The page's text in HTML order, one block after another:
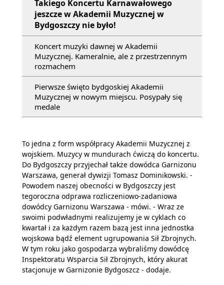
Takiego Koncertu Karnawałowego
jeszcze w Akademii Muzycznej w
Bydgoszczy nie było!
Koncert muzyki dawnej w Akademii
Muzycznej. Kameralnie, ale z przestrzennym
rozmachem
Pierwsze święto bydgoskiej Akademii
Muzycznej w nowym miejscu. Posypały się
medale
To jedna z form współpracy Akademii Muzycznej z
wojskiem. Muzycy w mundurach ćwiczą do koncertu.
Do Bydgoszczy przyjechał także dowódca Garnizonu
Warszawa, generał dywizji Tomasz Dominikowski. -
Powodem naszej obecności w Bydgoszczy jest
tegoroczna odprawa rozliczeniowo-zadaniowa
dowódcy Garnizonu Warszawa - mówi. - Wraz ze
swoimi podwładnymi realizujemy je w cyklach co
kwartał i za każdym razem bazą jest inna jednostka
wojskowa bądź element ugrupowania Sił Zbrojnych.
W tym roku jako gospodarza wybraliśmy dowódcę
Inspektoratu Wsparcia Sił Zbrojnych, który akurat
stacjonuje w Garnizonie Bydgoszcz - dodaje.